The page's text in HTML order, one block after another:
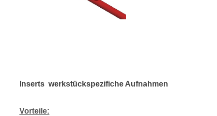
Inserts werkstückspezifiche Aufnahmen
Vorteile: